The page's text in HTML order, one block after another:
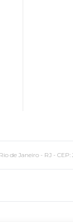
Janeiro - RJ - CEP: